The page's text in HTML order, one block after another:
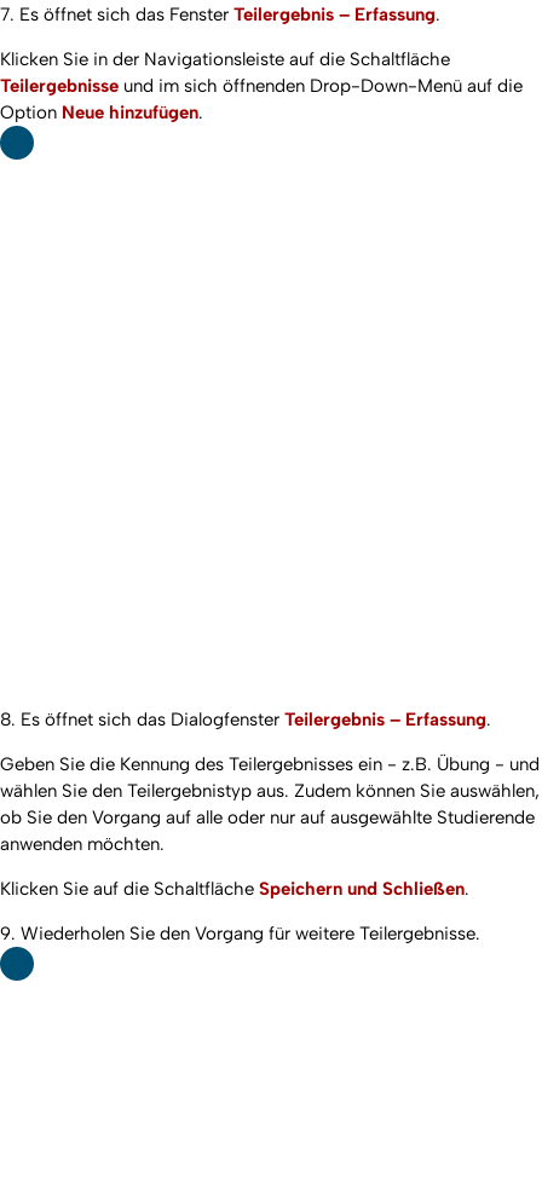
7. Es öffnet sich das Fenster Teilergebnis – Erfassung.
Klicken Sie in der Navigationsleiste auf die Schaltfläche
Teilergebnisse und im sich öffnenden Drop-Down-Menü auf die
Option Neue hinzufügen.
8. Es öffnet sich das Dialogfenster Teilergebnis – Erfassung.
Geben Sie die Kennung des Teilergebnisses ein - z.B. Übung - und
wählen Sie den Teilergebnistyp aus. Zudem können Sie auswählen,
ob Sie den Vorgang auf alle oder nur auf ausgewählte Studierende
anwenden möchten.
Klicken Sie auf die Schaltfläche Speichern und Schließen.
9. Wiederholen Sie den Vorgang für weitere Teilergebnisse.